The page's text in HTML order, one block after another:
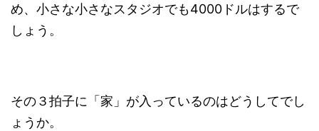
め、小さな小さなスタジオでも4000ドルはするで
しょう。
その３拍子に「家」が入っているのはどうしてでし
ょうか。